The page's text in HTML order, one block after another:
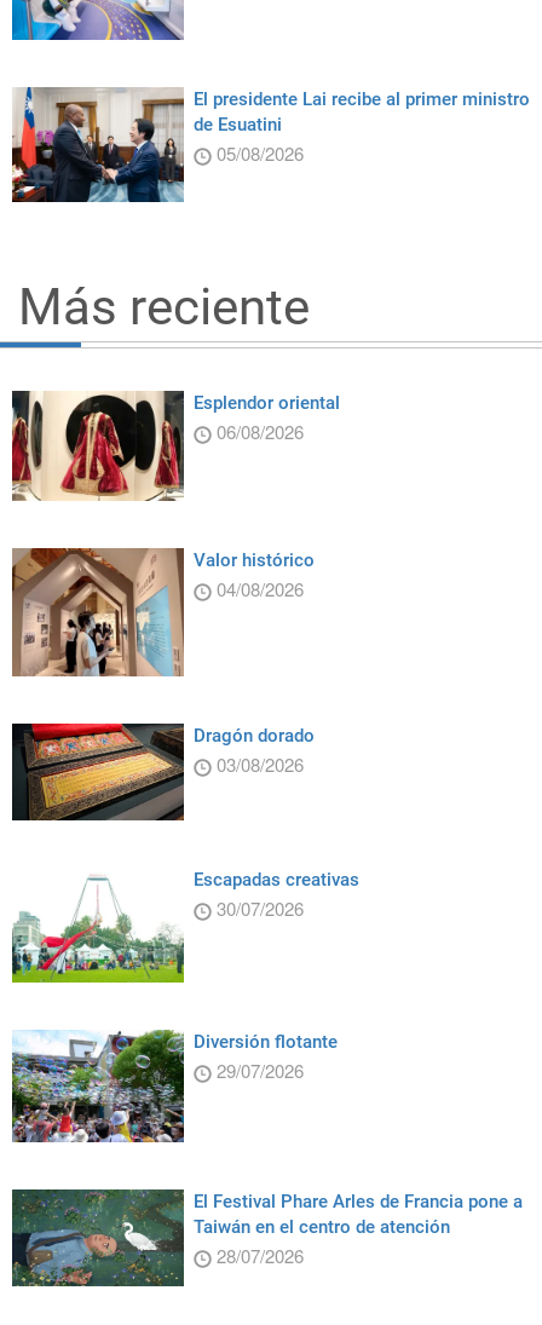
El presidente Lai recibe al primer ministro
de Esuatini
05/08/2026
Más reciente
Esplendor oriental
06/08/2026
Valor histórico
04/08/2026
Dragón dorado
03/08/2026
Escapadas creativas
30/07/2026
Diversión flotante
29/07/2026
El Festival Phare Arles de Francia pone a
Taiwán en el centro de atención
28/07/2026